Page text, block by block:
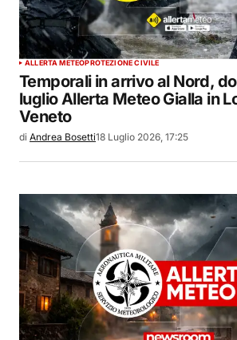
ALLERTA METEOPROTEZIONE CIVILE
Temporali in arrivo al Nord,
luglio Allerta Meteo Gialla in
Veneto
di Andrea Bosetti18 Luglio 2026, 17:25